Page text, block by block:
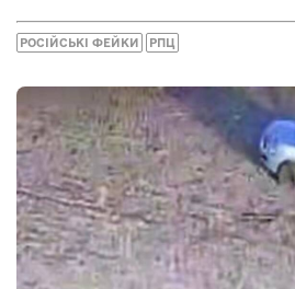
РОСІЙСЬКІ ФЕЙКИ РПЦ